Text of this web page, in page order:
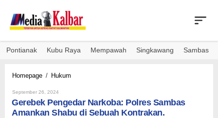
content
Pontianak Kubu Raya Mempawah Singkawang Sambas
Homepage / Hukum
Polres
Sambas
September 26, 2024
Gerebek Pengedar Narkoba: Polres Sambas
Amankan Shabu di Sebuah Kontrakan.